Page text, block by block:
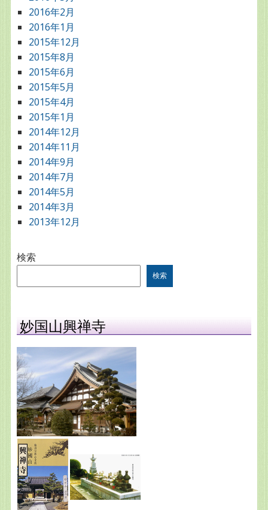
2016年2月
2016年1月
2015年12月
2015年8月
2015年6月
2015年5月
2015年4月
2015年1月
2014年12月
2014年11月
2014年9月
2014年7月
2014年5月
2014年3月
2013年12月
検索
検索
妙国山興禅寺